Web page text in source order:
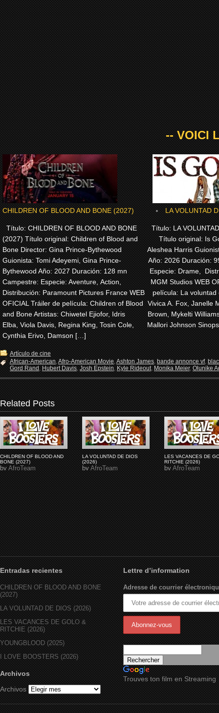
-- VOICI
CHILDREN OF BLOOD AND BONE (2027)
Título: CHILDREN OF BLOOD AND BONE
(2027) Título original: Children of Blood and
Bone Director: Gina Prince-Bythewood
Guionista: Tomi Adeyemi, Gina Prince-
Bythewood Año: 2027 Duración: 128 mn
Campestre: Especie: Aventure, Action,
Distribución: Paramount Pictures France WEB
OFICIAL Tráiler de película: Children of Blood
and Bone Artistas: Chiwetel Ejiofor, Idris
Elba, Viola Davis, Regina King, Tosin Cole,
Cynthia Erivo, Damson […]
LA VOLUNTAD
Título: LA
Título original: Is
Aleshea Harris
Año: 2026 Duración:
Especie: Drame,
MGM Studios WEB
película: La voluntad
Vivica A. Fox, Janelle
Brown, Mykelti
Mallori Johnson
Artículo de cine
African-American,Afro-American Movie,Ashton James,bande annonce vf,
Gord Rand,Hubert Davis,Josh Epstein,Kyle Rideout,Monika Meier,Olunike
Related Posts
CHILDREN OF BLOOD AND
BONE (2027)
byAfroTeam
LA VOLUNTAD DE DIOS
(2026)
byAfroTeam
LES VACANCES DE
RITCHIE (2026)
byAfroTeam
Entradas recientes
CHILDREN OF BLOOD AND BONE
(2027)
LA VOLUNTAD DE DIOS (2026)
LES VACANCES DE GOLO &
RITCHIE (2026)
YOUNGBLOOD (2025)
I LOVE BOOSTERS (2026)
Archivos
Archivos
Lettre d’information
Adresse de courrier
Trouves ton film en Streaming